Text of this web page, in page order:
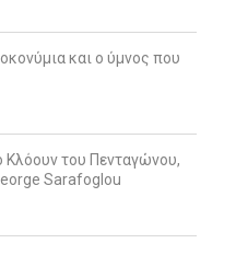
και ο ύμνος που
Κλόουν του Πενταγώνου,
Sarafoglou